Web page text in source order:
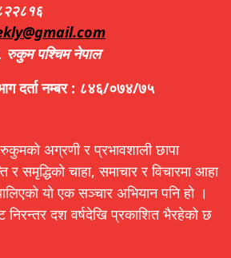
रुकुम पश्चिम नेपाल
दर्ता नम्बर : ८४६/०७४/७५
अग्रणी र प्रभावशाली छापा
र समृद्धिको चाहा, समाचार र विचारमा आहा
यो एक सञ्चार अभियान पनि हो ।
निरन्तर दश वर्षदेखि प्रकाशित भैरहेको छ